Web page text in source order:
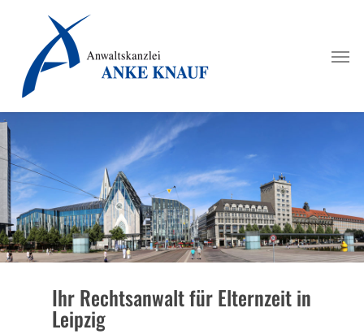
content
Ihr Rechtsanwalt für Elternzeit in
Leipzig